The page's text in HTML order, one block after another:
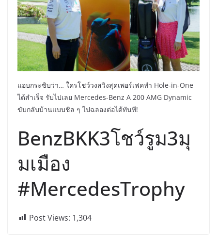
แอบกระซิบว่า… ใครโชว์วงสวิงสุดเพอร์เฟคทำ Hole-in-One
ได้สำเร็จ รับไปเลย Mercedes-Benz A 200 AMG Dynamic
ขับกลับบ้านแบบชิล ๆ ไปฉลองต่อได้ทันที!
BenzBKK3โชว์รูม3มุ
มเมือง
#MercedesTrophy
Post Views: 1,304